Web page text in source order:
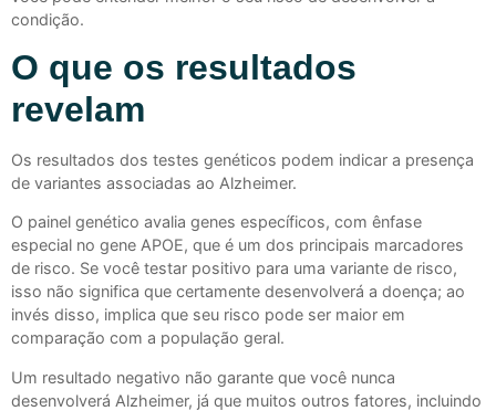
condição.
O que os resultados
revelam
Os resultados dos testes genéticos podem indicar a presença
de variantes associadas ao Alzheimer.
O painel genético avalia genes específicos, com ênfase
especial no gene APOE, que é um dos principais marcadores
de risco. Se você testar positivo para uma variante de risco,
isso não significa que certamente desenvolverá a doença; ao
invés disso, implica que seu risco pode ser maior em
comparação com a população geral.
Um resultado negativo não garante que você nunca
desenvolverá Alzheimer, já que muitos outros fatores, incluindo